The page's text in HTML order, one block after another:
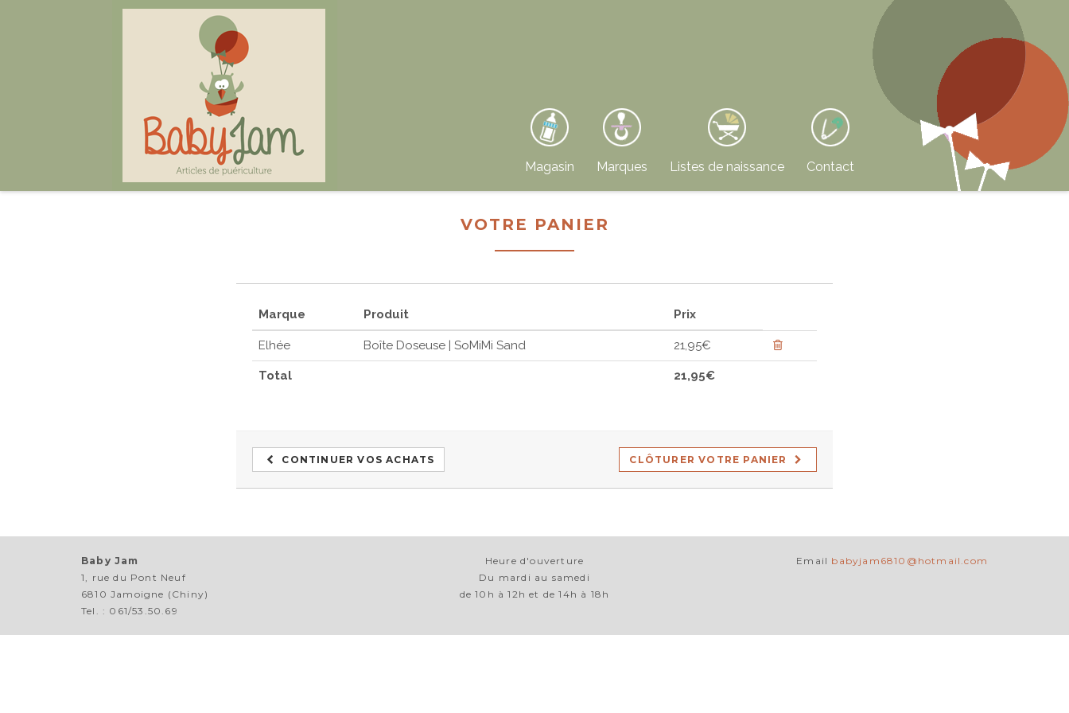
Magasin Marques Listes de naissance Contact
VOTRE PANIER
Marque Produit Prix
Elhée Boîte Doseuse | SoMiMi Sand 21,95€
Total 21,95€
CONTINUER VOS ACHATS CLÔTURER VOTRE PANIER
Baby Jam
1, rue du Pont Neuf
6810 Jamoigne (Chiny)
Tel. : 061/53.50.69
Heure d'ouverture
Du mardi au samedi
de 10h à 12h et de 14h à 18h
Email babyjam6810@hotmail.com